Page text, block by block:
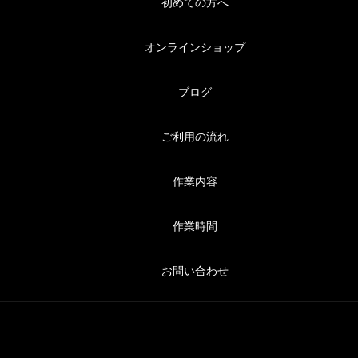
オンラインショップ
ブログ
ご利用の流れ
作業内容
作業時間
お問い合わせ